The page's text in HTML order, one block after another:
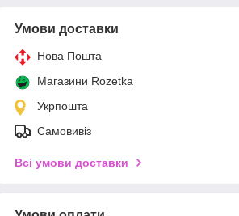
Умови доставки
Нова Пошта
Магазини Rozetka
Укрпошта
Самовивіз
Всі умови доставки